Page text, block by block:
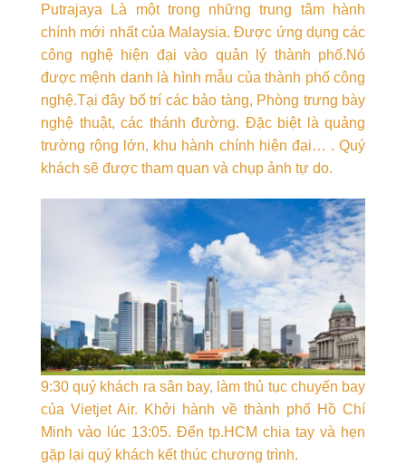
Putrajaya Là một trong những trung tâm hành
chính mới nhất của Malaysia. Được ứng dụng các
công nghệ hiện đại vào quản lý thành phố.Nó
được mệnh danh là hình mẫu của thành phố công
nghệ.Tại đây bố trí các bảo tàng, Phòng trưng bày
nghệ thuật, các thánh đường. Đặc biệt là quảng
trường rộng lớn, khu hành chính hiện đại… . Quý
khách sẽ được tham quan và chụp ảnh tự do.
9:30 quý khách ra sân bay, làm thủ tục chuyến bay
của Vietjet Air. Khởi hành về thành phố Hồ Chí
Minh vào lúc 13:05. Đến tp.HCM chia tay và hẹn
gặp lại quý khách kết thúc chương trình.